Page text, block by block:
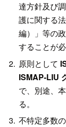
達方針及び
護に関する
編）」等の
することが必
原則として
ISMAP-LIU
で、別途、
る。
不特定多数